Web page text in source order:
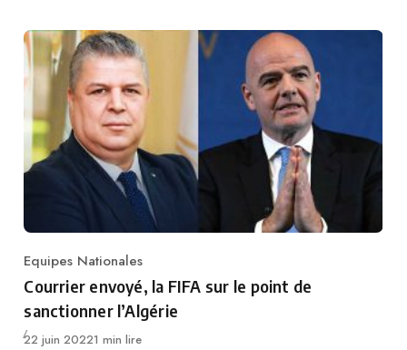
Category
Equipes Nationales
Courrier envoyé, la FIFA sur le point de
sanctionner l’Algérie
Publié
22 juin 20221 min lire